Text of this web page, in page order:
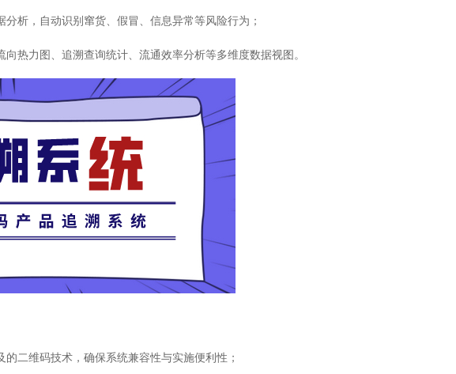
析，自动识别窜货、假冒、信息异常等风险行为；
热力图、追溯查询统计、流通效率分析等多维度数据视图。
二维码技术，确保系统兼容性与实施便利性；